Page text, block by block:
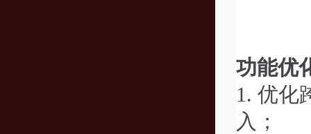
功能优
1. 优化
入；